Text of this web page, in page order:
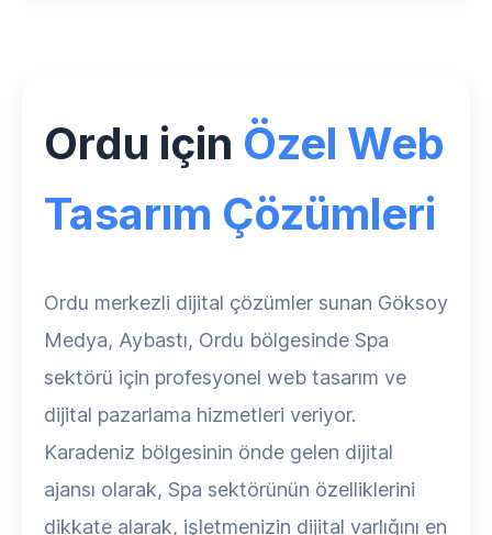
Ordu için Özel Web
Tasarım Çözümleri
Ordu merkezli dijital çözümler sunan Göksoy
Medya, Aybastı, Ordu bölgesinde Spa
sektörü için profesyonel web tasarım ve
dijital pazarlama hizmetleri veriyor.
Karadeniz bölgesinin önde gelen dijital
ajansı olarak, Spa sektörünün özelliklerini
dikkate alarak, işletmenizin dijital varlığını en